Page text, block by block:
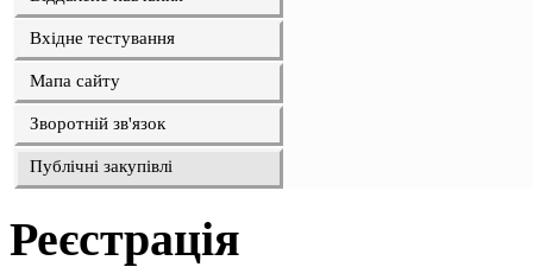
Вхідне тестування
Мапа сайту
Зворотній зв'язок
Публічні закупівлі
Реєстрація